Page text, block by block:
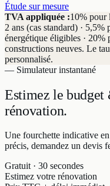
Étude sur mesure
TVA appliquée :10% pour
2 ans (cas standard) ·
énergétique éligibles · 20%
constructions neuves. Le
personnalisé.
— Simulateur instantané
Estimez le budget
rénovation.
Une fourchette indicative
précis, demandez un devis
Gratuit · 30 secondes
Estimez votre rénovation